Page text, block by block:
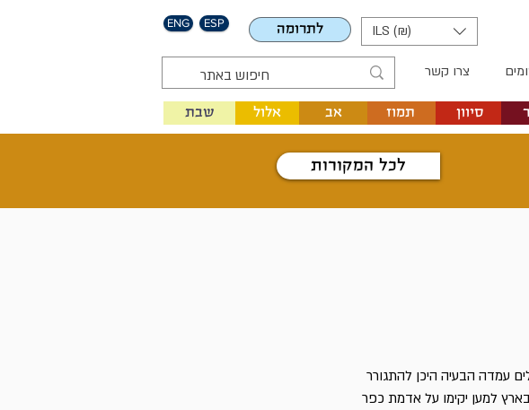
ENG ESP לתרומה ILS (₪)
צרו קשר
אלול שבת תמוז אב סיוון
לכל המקורות
עמדה הבעיה היכן להתגורר
למען יקימו על אדמת כפר